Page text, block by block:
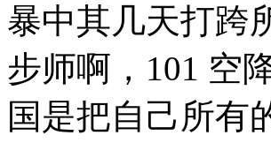
暴中其几天打跨
步师啊，101 空
国是把自己所有